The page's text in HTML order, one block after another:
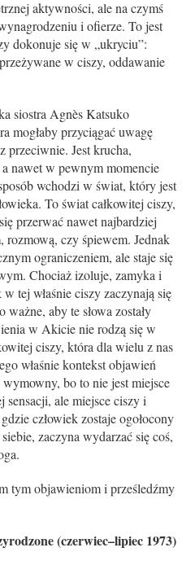
aktywności, ale na czymś
i ofierze. To jest
dokonuje się w „ukryciu”:
w ciszy, oddawanie
siostra Agnès Katsuko
mogłaby przyciągać uwagę
przeciwnie. Jest krucha,
nawet w pewnym momencie
wchodzi w świat, który jest
To świat całkowitej ciszy,
przerwać nawet najbardziej
czy śpiewem. Jednak
ograniczeniem, ale staje się
Chociaż izoluje, zamyka i
tej właśnie ciszy zaczynają się
aby te słowa zostały
w Akicie nie rodzą się w
ciszy, która dla wielu z nas
właśnie kontekst objawień
bo to nie jest miejsce
sensacji, ale miejsce ciszy i
człowiek zostaje ogołocony
zaczyna wydarzać się coś,
objawieniom i prześledźmy
(czerwiec–lipiec 1973)